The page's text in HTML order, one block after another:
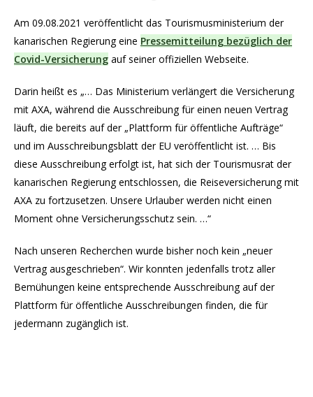
Am 09.08.2021 veröffentlicht das Tourismusministerium der
kanarischen Regierung eine Pressemitteilung bezüglich der
Covid-Versicherung auf seiner offiziellen Webseite.
Darin heißt es „… Das Ministerium verlängert die Versicherung
mit AXA, während die Ausschreibung für einen neuen Vertrag
läuft, die bereits auf der „Plattform für öffentliche Aufträge“
und im Ausschreibungsblatt der EU veröffentlicht ist. … Bis
diese Ausschreibung erfolgt ist, hat sich der Tourismusrat der
kanarischen Regierung entschlossen, die Reiseversicherung mit
AXA zu fortzusetzen. Unsere Urlauber werden nicht einen
Moment ohne Versicherungsschutz sein. …“
Nach unseren Recherchen wurde bisher noch kein „neuer
Vertrag ausgeschrieben“. Wir konnten jedenfalls trotz aller
Bemühungen keine entsprechende Ausschreibung auf der
Plattform für öffentliche Ausschreibungen finden, die für
jedermann zugänglich ist.